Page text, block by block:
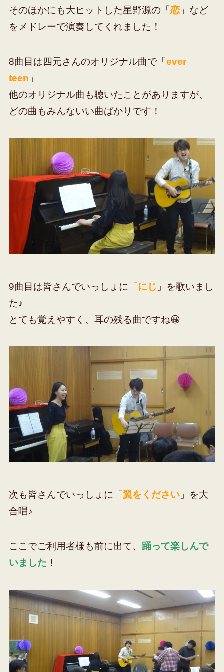
そのほかにも大ヒットした星野源の「恋」など
をメドレーで演奏してくれました！
8曲目は四元さんのオリジナル曲で「 ever
teen 」
他のオリジナル曲も聴いたことがありますが、
どの曲もみんないい曲ばかりです！
9曲目は皆さんでいっしょに「にじ 」を歌いまし
た♪
とても覚えやすく、耳の残る曲ですね😀
次も皆さんでいっしょに「翼をください」を大
合唱♪
ここでご利用者様も前に出て、 踊って楽しんで
いました ！